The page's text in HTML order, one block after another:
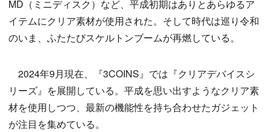
MD（ミニディスク）など、平成初期はありとあらゆるア
イテムにクリア素材が使用された。そして時代は巡り令和
のいま、ふたたびスケルトンブームが再燃している。
2024年9月現在、『3COINS』では『クリアデバイスシ
リーズ』を展開している。平成を思い出すようなクリア素
材を使用しつつ、最新の機能性を持ち合わせたガジェット
が注目を集めている。